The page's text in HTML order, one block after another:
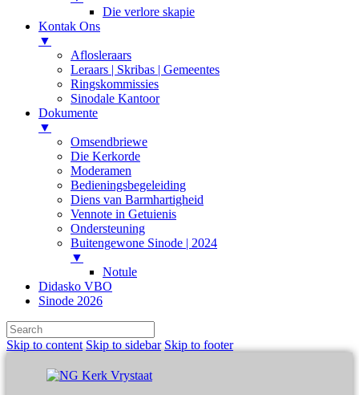
Die verlore skapie
Kontak Ons
▼
Aflosleraars
Leraars | Skribas | Gemeentes
Ringskommissies
Sinodale Kantoor
Dokumente
▼
Omsendbriewe
Die Kerkorde
Moderamen
Bedieningsbegeleiding
Diens van Barmhartigheid
Vennote in Getuienis
Ondersteuning
Buitengewone Sinode | 2024
▼
Notule
Didasko VBO
Sinode 2026
Skip to content Skip to sidebar Skip to footer